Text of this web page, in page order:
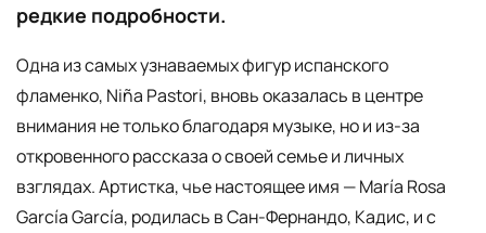
редкие подробности.
Одна из самых узнаваемых фигур испанского
фламенко, Niña Pastori, вновь оказалась в центре
внимания не только благодаря музыке, но и из-за
откровенного рассказа о своей семье и личных
взглядах. Артистка, чье настоящее имя — María Rosa
García García, родилась в Сан-Фернандо, Кадис, и с